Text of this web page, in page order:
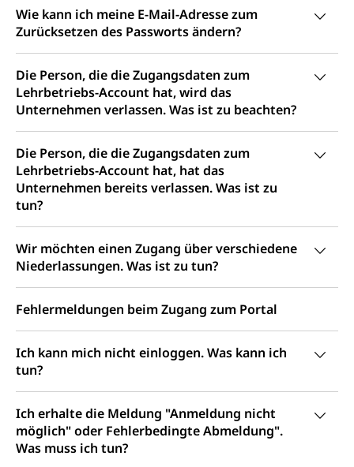
Wie kann ich meine E-Mail-Adresse zum
Zurücksetzen des Passworts ändern?
Die Person, die die Zugangsdaten zum
Lehrbetriebs-Account hat, wird das
Unternehmen verlassen. Was ist zu beachten?
Die Person, die die Zugangsdaten zum
Lehrbetriebs-Account hat, hat das
Unternehmen bereits verlassen. Was ist zu
tun?
Wir möchten einen Zugang über verschiedene
Niederlassungen. Was ist zu tun?
Fehlermeldungen beim Zugang zum Portal
Ich kann mich nicht einloggen. Was kann ich
tun?
Ich erhalte die Meldung "Anmeldung nicht
möglich" oder Fehlerbedingte Abmeldung".
Was muss ich tun?
Niederlassungsbewilligung, Aufenthalt,
Niederlassung, Wohnsitz
Amt für Migration
Ausweise und Bescheinigungen
Reisepass, Identitätskarte, Visum, Geburtsurkunde
Jagdausweis, Fischereiausweis
Strafregisterauszug bestellen
Waffen, Sprengstoffe und Pyrotechnik
Reisepass, Identitätskarte
Strassenverkehrsamt (Führerausweis,
Fahrzeugausweis)
Namensänderungen
Einbürgerung
Nationalität, Staatsangehörigkeit,
Staatsbürgerschaft, Bürgerrecht, Erwerb des
Bürgerrechts, Verlust des Bürgerrechts,
Einbürgerungsverfahren
Einbürgerungen
Geburt
Geburtsurkunde, Geburtsschein, Geburtsanzeige
Familienzulagen (WAS Luzern)
Schwangerschaft / Geburt (gruezi.lu.ch)
Kinder und Jugendliche
Mündigkeit, Kindesschutz, Jugendschutz
Kinder- und Jugendförderung
Pflege / Pflegeheim
Hauspflege, spitalexterne Pflege, Spitex
Betreuende Angehörige
Pflegeheimliste und freie Pflegeplätze
Betreuung von Angehörigen (WAS Luzern)
Religion
Kirche, Gottesdienst, Seelsorge,
Religionsgemeinschaft